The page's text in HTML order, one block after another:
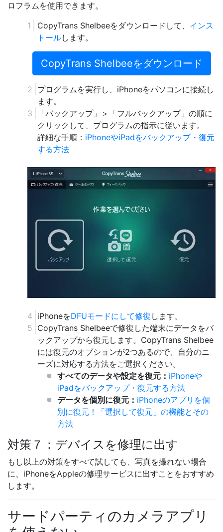
ロフラムを使用できます。
CopyTrans Shelbeeをダウンロードして、 インス
トールします。
CopyTrans Shelbeeをダウンロード
プログラムを実行し、iPhoneをパソコンに接続し
ます。
「バックアップ」＞「フルバックアップ」の順に
クリックして、プログラムの指示に従います。
詳細な手順： iPhoneやiPadをバックアップ・復元
する方法
iPhoneをDFUモードにして修復 します。
CopyTrans Shelbeeで修復した端末にデータをバ
ックアップから復元します。CopyTrans Shelbee
には復元のオプションが2つあるので、自分のニ
ーズに対応する方法をご選択ください。
すべてのデータや設定を復元： iPhoneや
iPadをバックアップ・復元する方法
データを個別に復元： iPhoneのアプリを個
別に復元！「選択して復元」の機能とその
方法
対策７：デバイスを修理に出す
もし以上の対策をすべて試しても、写真を撮れない場合
に、iPhoneをAppleの修理サービスに出すことをおすすめ
します。
サードパーティのカメラアプリ